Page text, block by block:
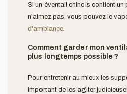
Si un éventail chinois contient un
n'aimez pas, vous pouvez le
d'ambiance
Comment garder mon
plus longtemps possible ?
Pour entretenir au mieux les
important de les agiter